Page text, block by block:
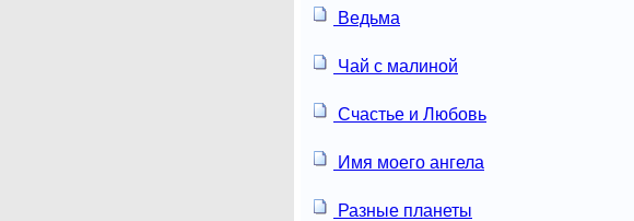
Ведьма
Чай с малиной
Счастье и Любовь
Имя моего ангела
Разные планеты